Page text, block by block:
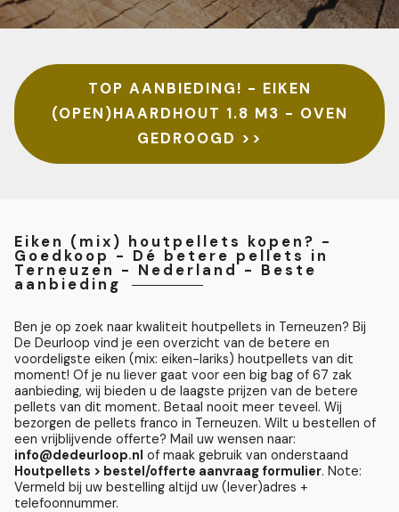
TOP AANBIEDING! - EIKEN
(OPEN)HAARDHOUT 1.8 M3 - OVEN
GEDROOGD >>
Eiken (mix) houtpellets kopen? -
Goedkoop - Dé betere pellets in
Terneuzen - Nederland - Beste
aanbieding
Ben je op zoek naar kwaliteit houtpellets in Terneuzen? Bij
De Deurloop vind je een overzicht van de betere en
voordeligste eiken (mix: eiken-lariks) houtpellets van dit
moment! Of je nu liever gaat voor een big bag of 67 zak
aanbieding, wij bieden u de laagste prijzen van de betere
pellets van dit moment. Betaal nooit meer teveel. Wij
bezorgen de pellets franco in Terneuzen. Wilt u bestellen of
een vrijblijvende offerte? Mail uw wensen naar:
info@dedeurloop.nl of maak gebruik van onderstaand
Houtpellets > bestel/offerte aanvraag formulier. Note:
Vermeld bij uw bestelling altijd uw (lever)adres +
telefoonnummer.